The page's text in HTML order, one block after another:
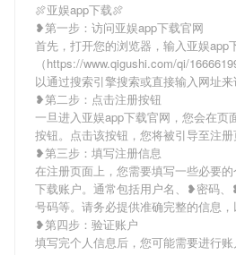
🍖亚娱app下载🍖
❥第一步：访问亚娱app下载官网
首先，打开您的浏览器，输入亚娱app
（https://www.qigushi.com/qi/
以通过搜索引擎搜索或直接输入网址来
❥第二步：点击注册按钮
一旦进入亚娱app下载官网，您会在页
按钮。点击该按钮，您将被引导至注册
❥第三步：填写注册信息
在注册页面上，您需要填写一些必要
下载账户。通常包括用户名、❥密码
号码等。请务必提供准确完整的信息，
❥第四步：验证账户
填写完个人信息后，您可能需要进行